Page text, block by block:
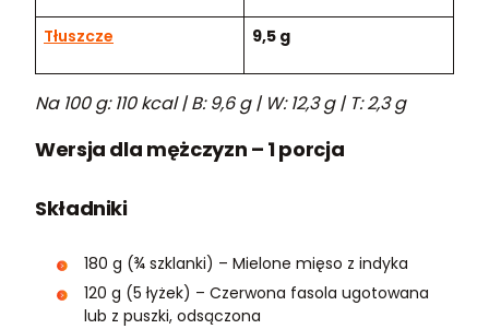
Tłuszcze 9,5 g
Na 100 g: 110 kcal | B: 9,6 g | W: 12,3 g | T: 2,3 g
Wersja dla mężczyzn – 1 porcja
Składniki
180 g (¾ szklanki) – Mielone mięso z indyka
120 g (5 łyżek) – Czerwona fasola ugotowana
lub z puszki, odsączona